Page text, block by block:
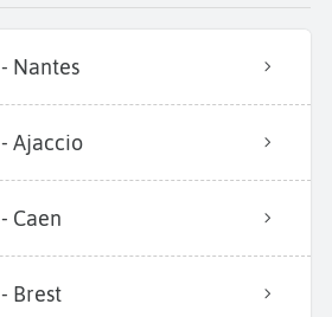
Nantes
Ajaccio
Caen
Brest